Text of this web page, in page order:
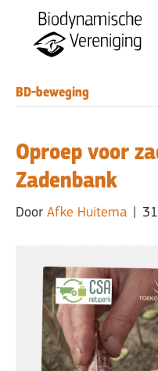
BD-beweging
Oproep voor
Zadenbank
Door Afke Huitema